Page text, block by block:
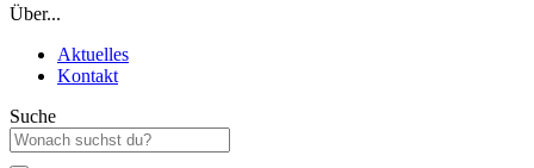
Über...
Aktuelles
Kontakt
Suche